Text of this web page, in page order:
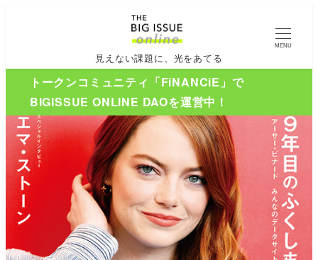
見えない課題に、光をあてる
MENU
トークンコミュニティ「FiNANCiE」で
BIGISSUE ONLINE DAOを運営中！